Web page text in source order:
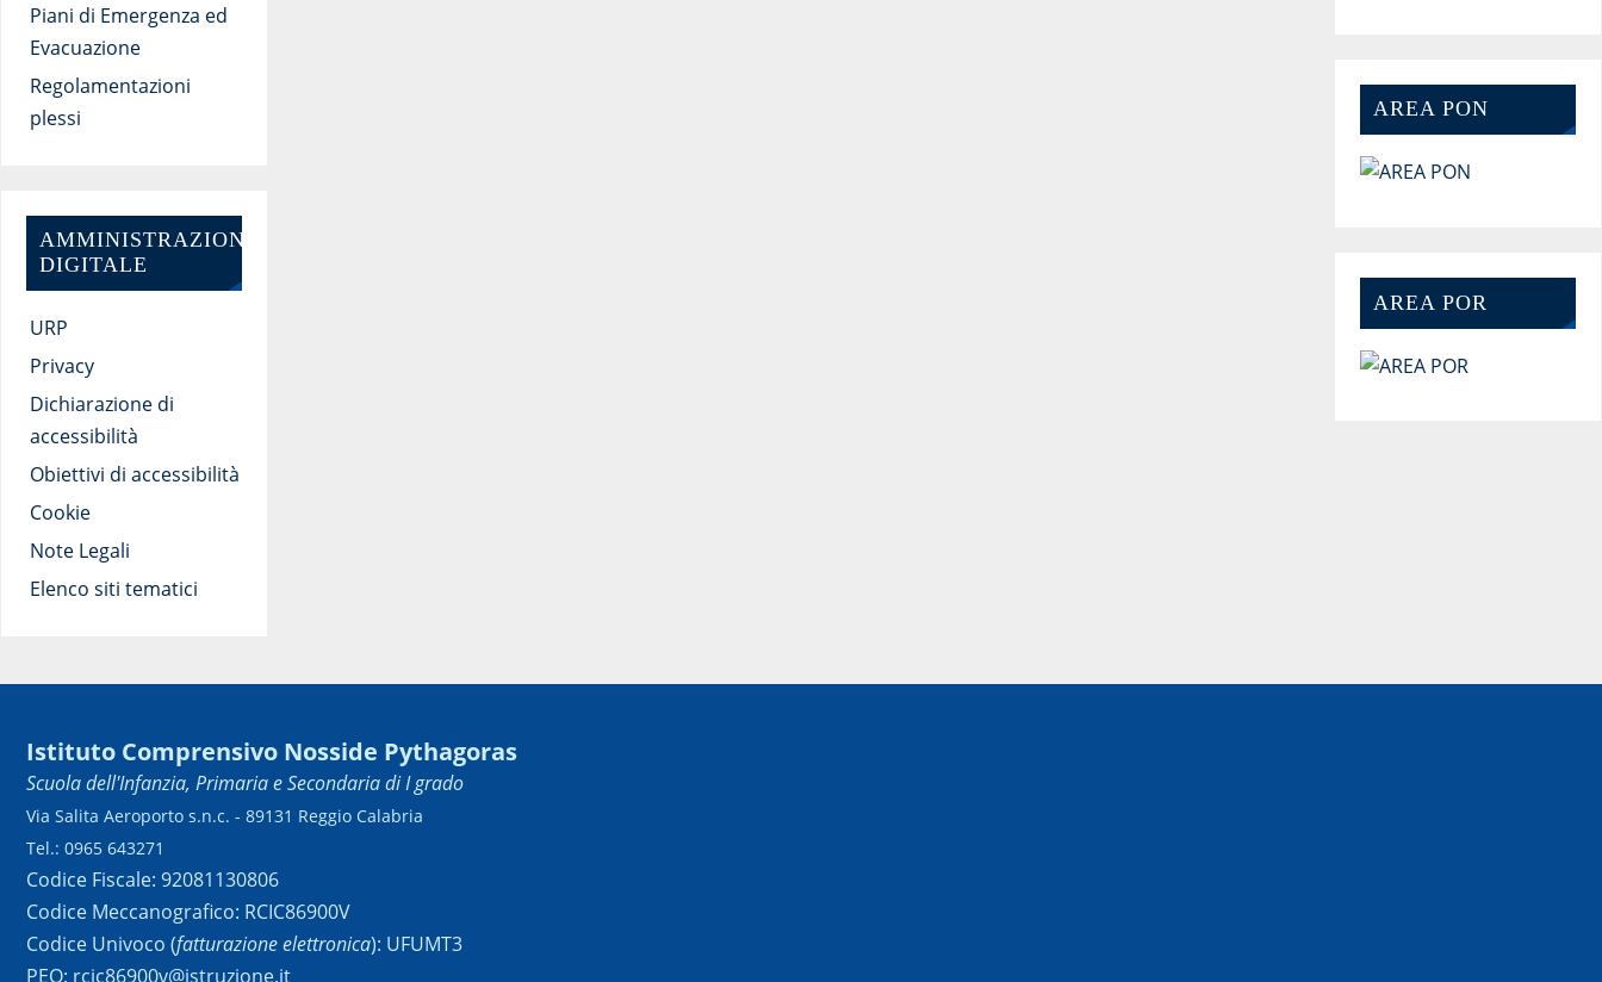
Piani di Emergenza ed
Evacuazione
Regolamentazioni
plessi
AMMINISTRAZIONE
DIGITALE
URP
Privacy
Dichiarazione di
accessibilità
Obiettivi di accessibilità
Cookie
Note Legali
Elenco siti tematici
AREA PON
AREA POR
Istituto Comprensivo Nosside Pythagoras
Scuola dell'Infanzia, Primaria e Secondaria di I grado
Via Salita Aeroporto s.n.c. - 89131 Reggio Calabria
Tel.: 0965 643271
Codice Fiscale: 92081130806
Codice Meccanografico: RCIC86900V
Codice Univoco (fatturazione elettronica): UFUMT3
PEO: rcic86900v@istruzione.it